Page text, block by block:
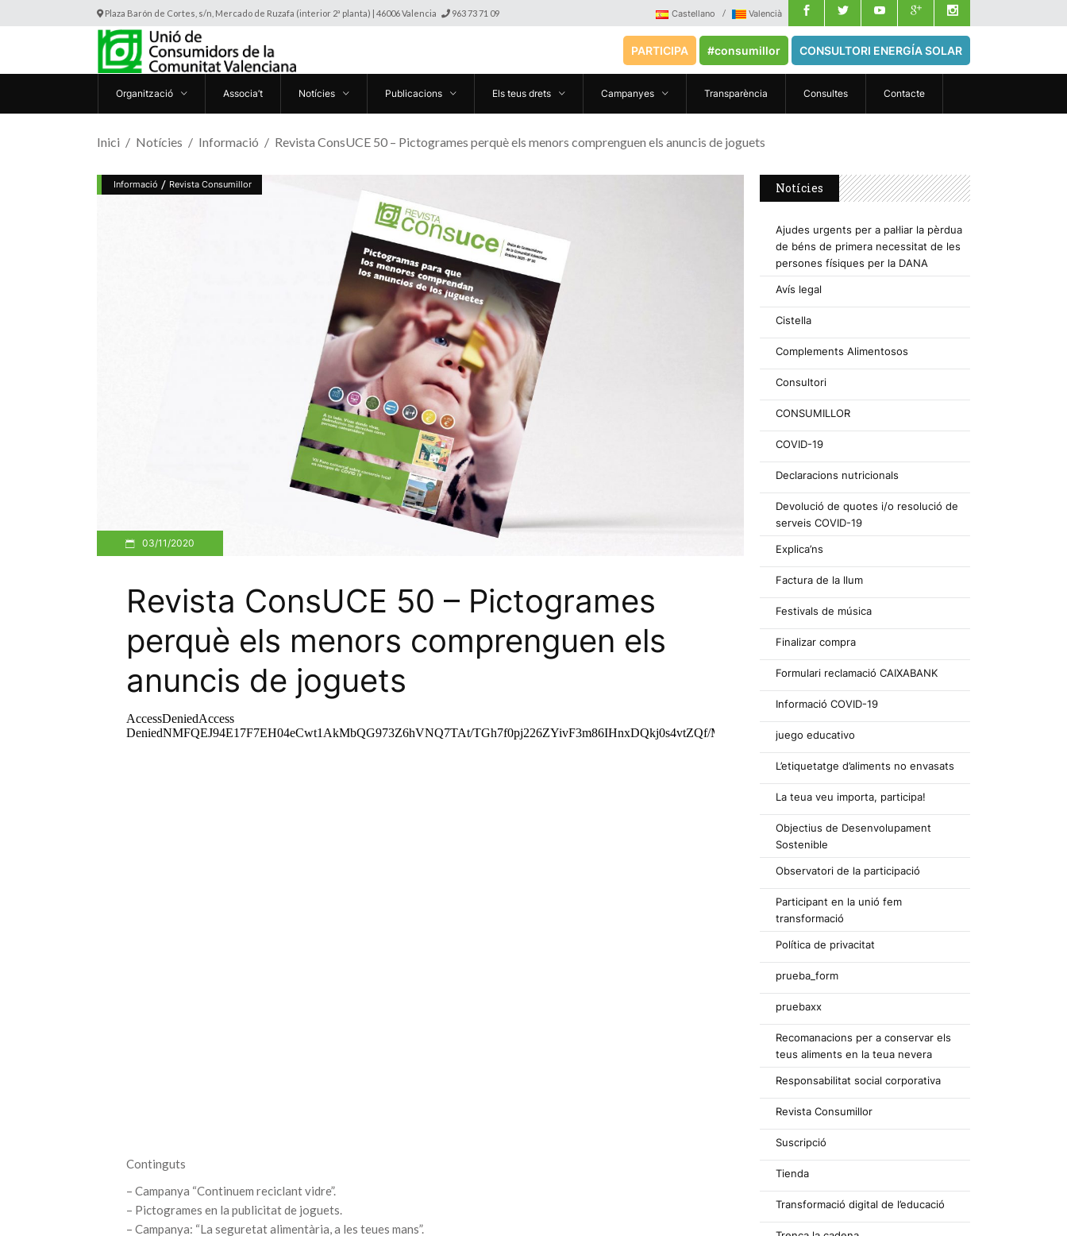
Plaza Barón de Cortes, s/n, Mercado de Ruzafa (interior 2ª planta) | 46006 Valencia 963 73 71 09 Castellano Valencià
PARTICIPA #consumillor CONSULTORI ENERGÍA SOLAR
Organització Associa’t Notícies Publicacions Els teus drets Campanyes Transparència Consultes Contacte
Inici Notícies Informació Revista ConsUCE 50 – Pictogrames perquè els menors comprenguen els anuncis de joguets
Informació / Revista Consumillor
03/11/2020
Revista ConsUCE 50 – Pictogrames
perquè els menors comprenguen els
anuncis de joguets
Continguts
– Campanya “Continuem reciclant vidre”.
– Pictogrames en la publicitat de joguets.
– Campanya: “La seguretat alimentària, a les teues mans”.
Notícies
Ajudes urgents per a pal·liar la pèrdua
de béns de primera necessitat de les
persones físiques per la DANA
Avís legal
Cistella
Complements Alimentosos
Consultori
CONSUMILLOR
COVID-19
Declaracions nutricionals
Devolució de quotes i/o resolució de
serveis COVID-19
Explica’ns
Factura de la llum
Festivals de música
Finalizar compra
Formulari reclamació CAIXABANK
Informació COVID-19
juego educativo
L’etiquetatge d’aliments no envasats
La teua veu importa, participa!
Objectius de Desenvolupament
Sostenible
Observatori de la participació
Participant en la unió fem
transformació
Política de privacitat
prueba_form
pruebaxx
Recomanacions per a conservar els
teus aliments en la teua nevera
Responsabilitat social corporativa
Revista Consumillor
Suscripció
Tienda
Transformació digital de l’educació